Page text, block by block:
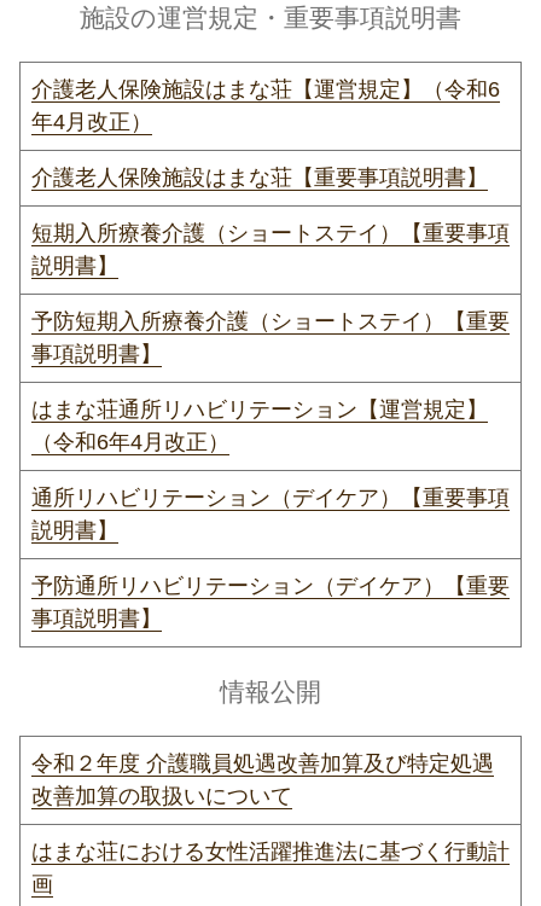
施設の運営規定・重要事項説明書
介護老人保険施設はまな荘【運営規定】（令和6
年4月改正）
介護老人保険施設はまな荘【重要事項説明書】
短期入所療養介護（ショートステイ）【重要事項
説明書】
予防短期入所療養介護（ショートステイ）【重要
事項説明書】
はまな荘通所リハビリテーション【運営規定】
（令和6年4月改正）
通所リハビリテーション（デイケア）【重要事項
説明書】
予防通所リハビリテーション（デイケア）【重要
事項説明書】
情報公開
令和２年度 介護職員処遇改善加算及び特定処遇
改善加算の取扱いについて
はまな荘における女性活躍推進法に基づく行動計
画